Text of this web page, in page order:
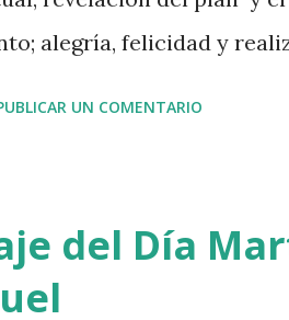
alegría, felicidad y
UN COMENTARIO
del Día